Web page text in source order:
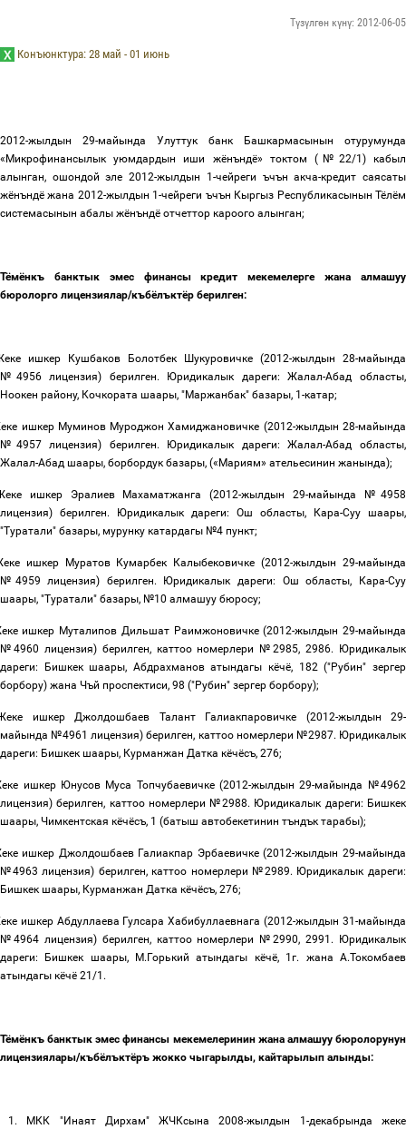
Түзүлгөн күнү: 2012-06-05
Конъюнктура: 28 май - 01 июнь
2012-жылдын 29-майында Улуттук банк Башкармасынын отурумунда
«Микрофинансылык уюмдардын иши жёнъндё» токтом (№22/1) кабыл
алынган, ошондой эле 2012-жылдын 1-чейреги ъчън акча-кредит саясаты
жёнъндё жана 2012-жылдын 1-чейреги ъчън Кыргыз Республикасынын Тёлём
системасынын абалы жёнъндё отчеттор кароого алынган;
Тёмёнкъ банктык эмес финансы кредит мекемелерге жана алмашуу
бюролорго лицензиялар/къбёлъктёр берилген:
ишкер Кушбаков Болотбек Шукуровичке (2012-жылдын 28-майында
№4956лицензия) берилген. Юридикалык дареги:
Жалал-Абад областы,
Ноокен району, Кочкората шаары, "Маржанбак" базары, 1-катар;
ишкер Муминов Муроджон Хамиджановичке (2012-жылдын 28-майында
№4957лицензия) берилген. Юридикалык дареги: Жалал-Абад областы,
Жалал-Абад шаары, борбордук базары, («Мариям» ательесинин жанында);
ишкер Эралиев Махаматжанга (2012-жылдын 29-майында №4958
лицензия) берилген. Юридикалык дареги: Ош областы, Кара-Суу шаары,
"Туратали" базары, мурунку катардагы №4 пункт;
ишкер Муратов Кумарбек Калыбековичке (2012-жылдын 29-майында
№4959 лицензия) берилген. Юридикалык дареги: Ош областы, Кара-Суу
шаары, "Туратали" базары, №10 алмашуу бюросу;
ишкер Муталипов Дильшат Раимжоновичке (2012-жылдын 29-майында
№4960 лицензия) берилген, каттоо номерлери №2985, 2986. Юридикалык
дареги: Бишкек шаары, Абдрахманов атындагы кёчё, 182 ("Рубин" зергер
борбору) жана Чъй проспектиси, 98 ("Рубин" зергер борбору);
ишкер Джолдошбаев Талант Галиакпаровичке (2012-жылдын 29-
майында №4961 лицензия) берилген, каттоо номерлери №2987. Юридикалык
дареги: Бишкек шаары, Курманжан Датка кёчёсъ, 276;
ишкер Юнусов Муса Топчубаевичке (2012-жылдын 29-майында №4962
лицензия) берилген, каттоо номерлери №2988. Юридикалык дареги: Бишкек
шаары, Чимкентская кёчёсъ, 1 (батыш автобекетинин тъндък тарабы);
ишкер Джолдошбаев Галиакпар Эрбаевичке (2012-жылдын 29-майында
№4963 лицензия) берилген, каттоо номерлери №2989. Юридикалык дареги:
Бишкек шаары, Курманжан Датка кёчёсъ, 276;
ишкер Абдуллаева Гулсара Хабибуллаевнага (2012-жылдын 31-майында
№4964 лицензия) берилген, каттоо номерлери №2990, 2991. Юридикалык
дареги: Бишкек шаары, М.Горький атындагы кёчё, 1г. жана А.Токомбаев
атындагы кёчё 21/1.
Тёмёнкъ банктык эмес финансы мекемелеринин жана алмашуу бюролорунун
лицензиялары/къбёлъктёръ жокко чыгарылды, кайтарылып алынды:
1.
МКК "Инаят Дирхам" ЖЧКсына 2008-жылдын 1-декабрында жеке